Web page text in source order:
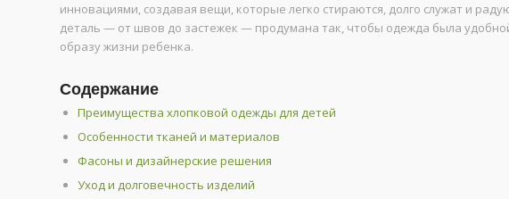
инновациями, создавая вещи, которые легко стираются, долго служат и
деталь — от швов до застежек — продумана так, чтобы одежда была
образу жизни ребенка.
Содержание
Преимущества хлопковой одежды для детей
Особенности тканей и материалов
Фасоны и дизайнерские решения
Уход и долговечность изделий